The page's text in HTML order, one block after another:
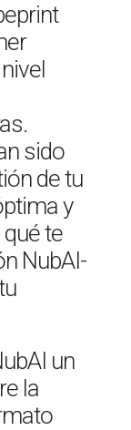
sido
de tu
y
te
NubAI-
un
la